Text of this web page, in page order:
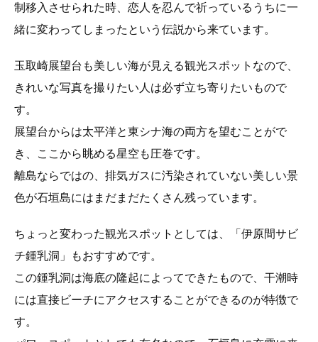
制移入させられた時、恋人を忍んで祈っているうちに一
緒に変わってしまったという伝説から来ています。
玉取崎展望台も美しい海が見える観光スポットなので、
きれいな写真を撮りたい人は必ず立ち寄りたいもので
す。
展望台からは太平洋と東シナ海の両方を望むことがで
き、ここから眺める星空も圧巻です。
離島ならではの、排気ガスに汚染されていない美しい景
色が石垣島にはまだまだたくさん残っています。
ちょっと変わった観光スポットとしては、「伊原間サビ
チ鍾乳洞」もおすすめです。
この鍾乳洞は海底の隆起によってできたもので、干潮時
には直接ビーチにアクセスすることができるのが特徴で
す。